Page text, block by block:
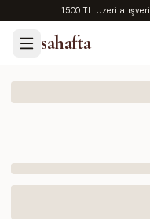
1500 TL Üzeri
sahafta